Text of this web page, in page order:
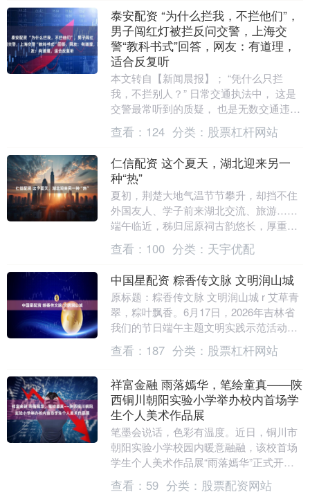
泰安配资 “为什么拦我，不拦他们”，
男子闯红灯被拦反问交警，上海交
警“教科书式”回答，网友：有道理，
适合反复听
本文转自【新闻晨报】； “凭什么只拦
我，不拦别人？” 日常交通执法中， 这是
交警最常听到的质疑， 也是无数交通违法
者的经典侥幸说辞。 近日，上海虹口交警
在中山北....
查看： 124 分类： 股票杠杆网站
仁信配资 这个夏天，湖北迎来另一
种“热”
夏初，荆楚大地气温节节攀升，却挡不住
外国友人、学子前来湖北交流、旅游……
端午临近，秭归屈原祠古韵悠长，厚重的
屈原文化与端午民俗焕发生机，不少海外
学子走进古祠，....
查看： 100 分类： 天宇优配
中国星配资 粽香传文脉 文明润山城
原标题：粽香传文脉 文明润山城 r 艾草青
翠，粽叶飘香。6月17日，2026年吉林省
我们的节日端午主题文明实践示范活动在
通化老城龙兴里温情启幕。活动由吉林省
委宣....
查看： 187 分类： 股票杠杆网站
祥富金融 雨落嫣华，笔绘童真——陕
西铜川朝阳实验小学举办校内首场学
生个人美术作品展
笔墨会说话，色彩有温度。近日，铜川市
朝阳实验小学校园内暖意融融，该校首场
学生个人美术作品展“雨落嫣华”正式开
展，四年级学生左雨秦嫣八十余幅原创艺
术作品集中亮相，....
查看： 59 分类： 股票配资网站